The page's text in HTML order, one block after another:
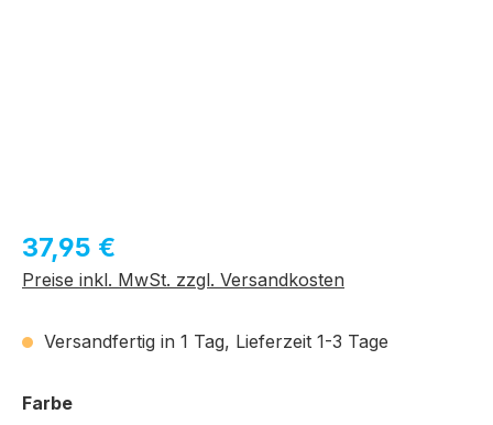
Regulärer Preis:
37,95 €
Preise inkl. MwSt. zzgl. Versandkosten
Versandfertig in 1 Tag, Lieferzeit 1-3 Tage
Farbeauswählen